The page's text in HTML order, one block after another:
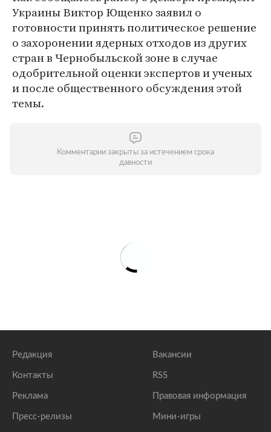
Украины Виктор Ющенко заявил о
готовности принять политическое решение
о захоронении ядерных отходов из других
стран в Чернобыльской зоне в случае
одобрительной оценки экспертов и ученых
и после общественного обсуждения этой
темы.
Комментарии закрыты за истечением срока
давности
Редакция
Контакты
Реклама
Пресс-релизы
Вакансии
RSS
Правовая информация
Мини-игры